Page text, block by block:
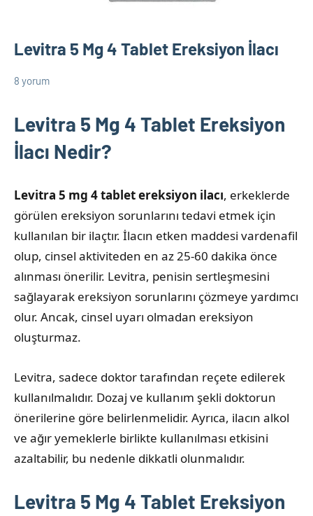
Levitra 5 Mg 4 Tablet Ereksiyon İlacı
Cinsel
Bilgileri
2025
admin
8 yorum
Levitra 5 Mg 4 Tablet Ereksiyon
İlacı Nedir?
Levitra 5 mg 4 tablet ereksiyon ilacı, erkeklerde
görülen ereksiyon sorunlarını tedavi etmek için
kullanılan bir ilaçtır. İlacın etken maddesi vardenafil
olup, cinsel aktiviteden en az 25-60 dakika önce
alınması önerilir. Levitra, penisin sertleşmesini
sağlayarak ereksiyon sorunlarını çözmeye yardımcı
olur. Ancak, cinsel uyarı olmadan ereksiyon
oluşturmaz.
Levitra, sadece doktor tarafından reçete edilerek
kullanılmalıdır. Dozaj ve kullanım şekli doktorun
önerilerine göre belirlenmelidir. Ayrıca, ilacın alkol
ve ağır yemeklerle birlikte kullanılması etkisini
azaltabilir, bu nedenle dikkatli olunmalıdır.
Levitra 5 Mg 4 Tablet Ereksiyon